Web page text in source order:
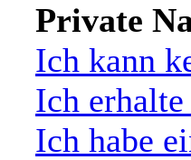
Private
Ich kann
Ich
Ich habe